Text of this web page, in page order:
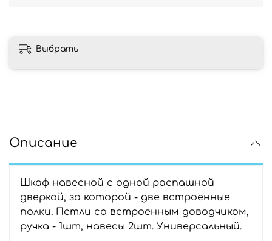
Выбрать
Описание
Шкаф навесной с одной распашной
дверкой, за которой - две встроенные
полки. Петли со встроенным доводчиком,
ручка - 1шт, навесы 2шт. Универсальный.